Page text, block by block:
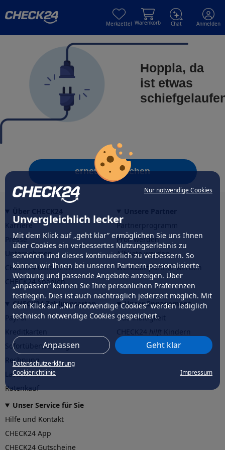
Nur notwendige Cookies
Unvergleichlich lecker
Mit dem Klick auf „geht klar” ermöglichen Sie uns Ihnen
über Cookies ein verbessertes Nutzungserlebnis zu
servieren und dieses kontinuierlich zu verbessern. So
können wir Ihnen bei unseren Partnern personalisierte
Werbung und passende Angebote anzeigen. Über
„anpassen” können Sie Ihre persönlichen Präferenzen
festlegen. Dies ist auch nachträglich jederzeit möglich. Mit
dem Klick auf „Nur notwendige Cookies” werden lediglich
technisch notwendige Cookies gespeichert.
Anpassen Geht klar
Datenschutzerklärung
Cookierichtlinie
Impressum
Merkzettel Warenkorb Chat Anmelden
Hoppla, da
ist etwas
erneut versuchen
Karriere
Presse
Unternehmen
CHECK24 Österreich
CHECK24 Spanien
Partnerprogramm
Profi werden
Affiliate werden
Werkstattpartner werden
CHECK24 Zahlungsarten
PayPal
Sofortüberweisung
Rechnung
Lastschrift
Ratenkauf
Unser Engagement
Nachhaltigkeit
CHECK24hilftder Natur
Unser Service für Sie
Hilfe und Kontakt
CHECK24 App
CHECK24 Gutscheine